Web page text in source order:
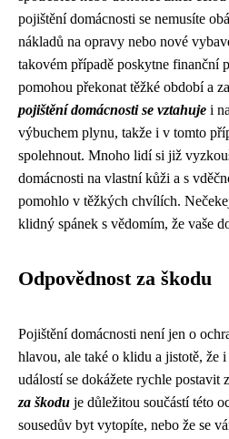
pojištění domácnosti se nemusíte
nákladů na opravy nebo nové
takovém případě poskytne finanční
pomohou překonat těžké období a
pojištění domácnosti se vztahuje i
výbuchem plynu, takže i v tomto
spolehnout. Mnoho lidí si již
domácnosti na vlastní kůži a s
pomohlo v těžkých chvílích.
klidný spánek s vědomím, že vaše
Odpovědnost za škodu
Pojištění domácnosti není jen o
hlavou, ale také o klidu a jistotě, že
událostí se dokážete rychle postavit
za škodu je důležitou součástí této
sousedův byt vytopíte, nebo že se